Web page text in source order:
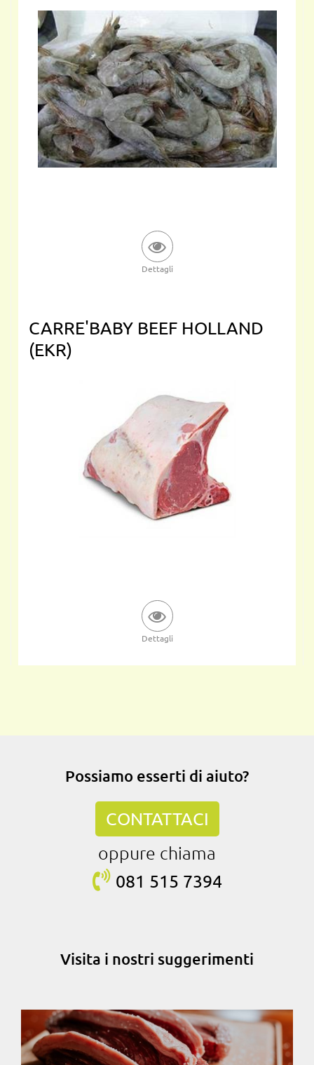
Dettagli
CARRE'BABY BEEF HOLLAND
(EKR)
Dettagli
Possiamo esserti di aiuto?
CONTATTACI
oppure chiama
081 515 7394
Visita i nostri suggerimenti